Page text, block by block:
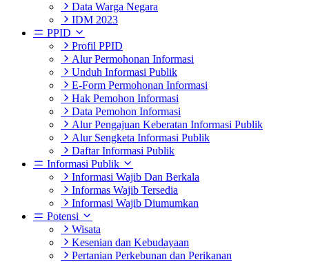
Data Warga Negara
IDM 2023
PPID
Profil PPID
Alur Permohonan Informasi
Unduh Informasi Publik
E-Form Permohonan Informasi
Hak Pemohon Informasi
Data Pemohon Informasi
Alur Pengajuan Keberatan Informasi Publik
Alur Sengketa Informasi Publik
Daftar Informasi Publik
Informasi Publik
Informasi Wajib Dan Berkala
Informas Wajib Tersedia
Informasi Wajib Diumumkan
Potensi
Wisata
Kesenian dan Kebudayaan
Pertanian Perkebunan dan Perikanan